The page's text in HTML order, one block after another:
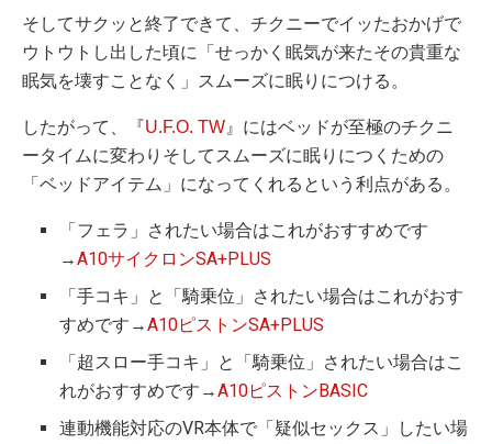
そしてサクッと終了できて、チクニーでイッたおかげで
ウトウトし出した頃に「せっかく眠気が来たその貴重な
眠気を壊すことなく」スムーズに眠りにつける。
したがって、『U.F.O. TW 』にはベッドが至極のチクニ
ータイムに変わりそしてスムーズに眠りにつくための
「ベッドアイテム」になってくれるという利点がある。
「フェラ」されたい場合はこれがおすすめです
→A10サイクロンSA+PLUS
「手コキ」と「騎乗位」されたい場合はこれがおす
すめです→A10ピストンSA+PLUS
「超スロー手コキ」と「騎乗位」されたい場合はこ
れがおすすめです→A10ピストンBASIC
連動機能対応のVR本体で「疑似セックス」したい場